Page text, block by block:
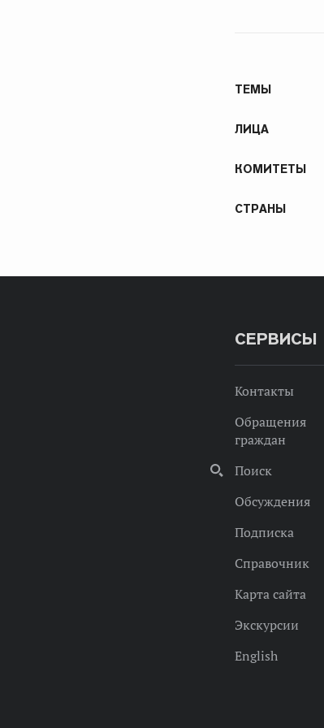
ТЕМЫ
ЛИЦА
КОМИТЕТЫ
СТРАНЫ
СЕРВИСЫ
Контакты
Обращения
граждан
Поиск
Обсуждения
Подписка
Справочник
Карта сайта
Экскурсии
English